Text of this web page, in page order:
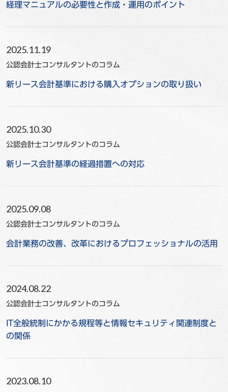
経理マニュアルの必要性と作成・運用のポイント
2025.11.19
公認会計士コンサルタントのコラム
新リース会計基準における購入オプションの取り扱い
2025.10.30
公認会計士コンサルタントのコラム
新リース会計基準の経過措置への対応
2025.09.08
公認会計士コンサルタントのコラム
会計業務の改善、改革におけるプロフェッショナルの活用
2024.08.22
公認会計士コンサルタントのコラム
IT全般統制にかかる規程等と情報セキュリティ関連制度と
の関係
2023.08.10